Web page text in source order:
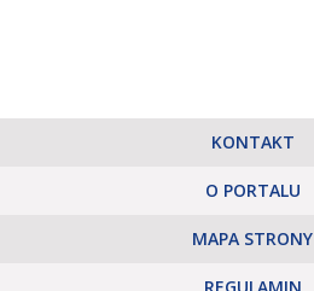
KONTAKT
O PORTALU
MAPA STRONY
REGULAMIN